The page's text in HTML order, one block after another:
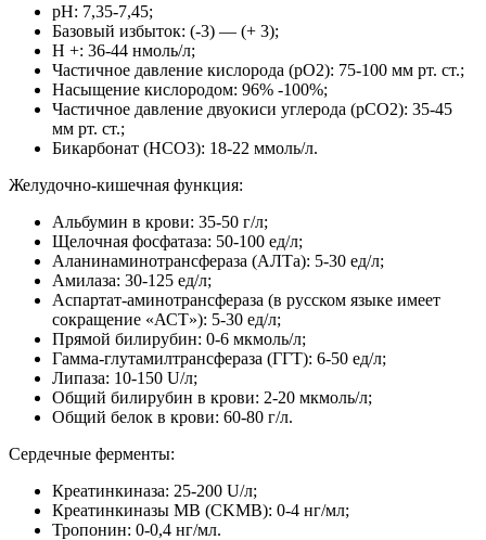
pH: 7,35-7,45;
Базовый избыток: (-3) — (+ 3);
H +: 36-44 нмоль/л;
Частичное давление кислорода (pO2): 75-100 мм рт. ст.;
Насыщение кислородом: 96% -100%;
Частичное давление двуокиси углерода (рСО2): 35-45
мм рт. ст.;
Бикарбонат (HCO3): 18-22 ммоль/л.
Желудочно-кишечная функция:
Альбумин в крови: 35-50 г/л;
Щелочная фосфатаза: 50-100 ед/л;
Аланинаминотрансфераза (АЛТа): 5-30 ед/л;
Амилаза: 30-125 ед/л;
Аспартат-аминотрансфераза (в русском языке имеет
сокращение «АСТ»): 5-30 ед/л;
Прямой билирубин: 0-6 мкмоль/л;
Гамма-глутамилтрансфераза (ГГТ): 6-50 ед/л;
Липаза: 10-150 U/л;
Общий билирубин в крови: 2-20 мкмоль/л;
Общий белок в крови: 60-80 г/л.
Сердечные ферменты:
Креатинкиназа: 25-200 U/л;
Креатинкиназы MB (CKMB): 0-4 нг/мл;
Тропонин: 0-0,4 нг/мл.